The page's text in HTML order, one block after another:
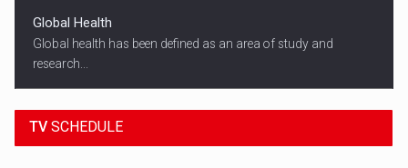
Global Health
Global health has been defined as an area of study and
research...
TV SCHEDULE
18:45
ALL THE LATEST SPORTS NEWS FROM